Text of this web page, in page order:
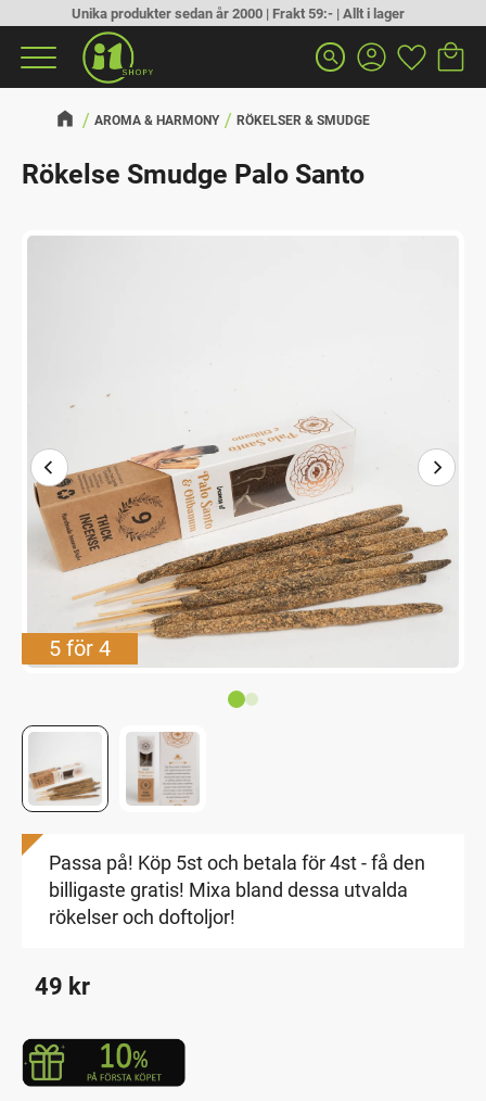
Meny
Unika produkter sedan år 2000 | Frakt 59:- | Allt i lager
search
AROMA & HARMONY RÖKELSER & SMUDGE
Rökelse Smudge Palo Santo
5 för 4
Passa på! Köp 5st och betala för 4st - få den
billigaste gratis! Mixa bland dessa utvalda
rökelser och doftoljor!
49 kr